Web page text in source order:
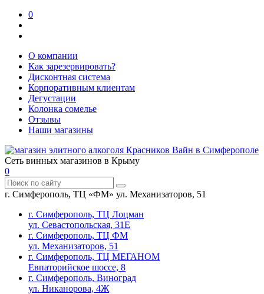
0
О компании
Как зарезервировать?
Дисконтная система
Корпоративным клиентам
Дегустации
Колонка сомелье
Отзывы
Наши магазины
Сеть винных магазинов в Крыму
0
г. Симферополь, ТЦ «ФМ» ул. Механизаторов, 51
г. Симферополь, ТЦ Лоцман
ул. Севастопольская, 31Е
г. Симферополь, ТЦ ФМ
ул. Механизаторов, 51
г. Симферополь, ТЦ МЕГАНОМ
Евпаторийское шоссе, 8
г. Симферополь, Виноград
ул. Никанорова, 4Ж